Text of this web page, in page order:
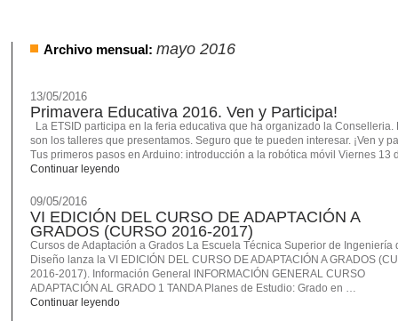
Archivo mensual: mayo 2016
13/05/2016
Primavera Educativa 2016. Ven y Participa!
La ETSID participa en la feria educativa que ha organizado la Conselleria.
son los talleres que presentamos. Seguro que te pueden interesar. ¡Ven y
Tus primeros pasos en Arduino: introducción a la robótica móvil Viernes 13
Continuar leyendo
09/05/2016
VI EDICIÓN DEL CURSO DE ADAPTACIÓN A
GRADOS (CURSO 2016-2017)
Cursos de Adaptación a Grados La Escuela Técnica Superior de Ingeniería
Diseño lanza la VI EDICIÓN DEL CURSO DE ADAPTACIÓN A GRADOS
2016-2017). Información General INFORMACIÓN GENERAL CURSO
ADAPTACIÓN AL GRADO 1 TANDA Planes de Estudio: Grado en …
Continuar leyendo